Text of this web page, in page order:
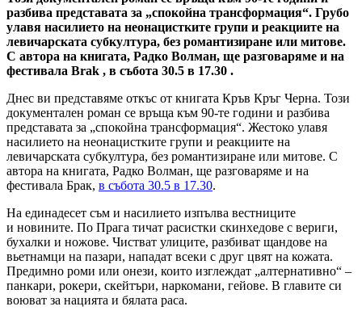
разбива представата за „спокойна трансформация“. Грубо
улавя насилието на неонацистките групи и реакциите на
левичарската субкултура, без романтизиране или митове.
С автора на книгата, Радко Волман, ще разговаряме и на
фестивала Brak , в събота 30.5 в 17.30 .
Днес ви представяме откъс от книгата Кръв Кръг Черна. Този
документален роман се връща към 90-те години и разбива
представата за „спокойна трансформация“. Жестоко улавя
насилието на неонацистките групи и реакциите на
левичарската субкултура, без романтизиране или митове. С
автора на книгата, Радко Волман, ще разговаряме и на
фестивала Брак, в събота 30.5 в 17.30.
На единадесет съм и насилието изпълва вестниците
и новините. По Прага тичат расистки скинхедове с вериги,
бухалки и ножове. Чистват улиците, разбиват щандове на
вьетнамци на пазари, нападат всеки с друг цвят на кожата.
Предимно роми или онези, които изглеждат „алтернативно“ –
панкари, рокери, скейтъри, наркомани, гейове. В главите си
воюват за нацията и бялата раса.